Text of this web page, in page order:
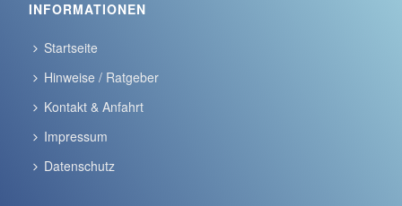
INFORMATIONEN
Startseite
Hinweise / Ratgeber
Kontakt & Anfahrt
Impressum
Datenschutz